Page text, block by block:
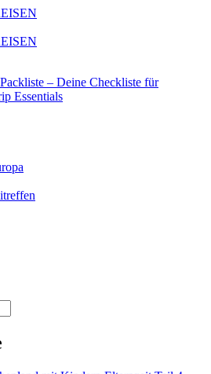
– Deine Checkliste für
Essentials